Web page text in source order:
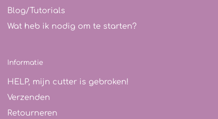
Blog/Tutorials
Wat heb ik nodig om te starten?
Informatie
HELP, mijn cutter is gebroken!
Verzenden
Retourneren